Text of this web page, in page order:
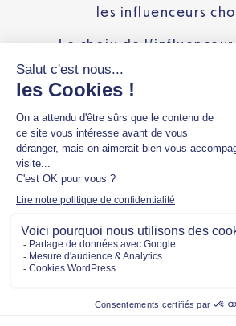
les influenceurs
Le choix de
campagnes d’influence
fondamental pour garantir
appel aux experts de
Hello la Com. Nous
disposition pour identifier
personnalités publiques en
Mentions légales
Copyright © 2026